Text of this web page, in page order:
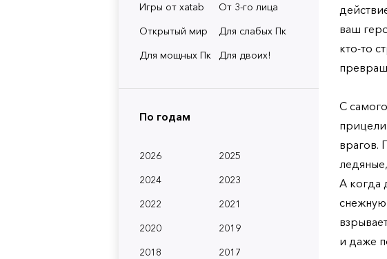
Игры от xatab
От 3-го лица
Открытый мир
Для слабых Пк
Для мощных Пк
Для двоих!
По годам
2026
2025
2024
2023
2022
2021
2020
2019
2018
2017
ваш
кто-то
С
врагов.
А когда
снежную
и даже